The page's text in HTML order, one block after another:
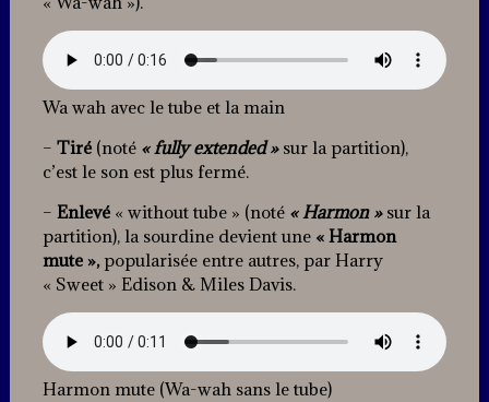
Wa wah avec le tube et la main
– Tiré (noté « fully extended » sur la partition),
c’est le son est plus fermé.
– Enlevé« without tube » (noté « Harmon » sur la
partition), la sourdine devient une « Harmon
mute »,popularisée entre autres, par Harry
« Sweet » Edison & Miles Davis.
Harmon mute (Wa-wah sans le tube)